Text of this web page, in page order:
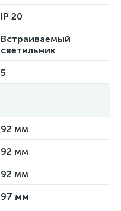
IP 20
Встраиваемый
светильник
5
92 мм
92 мм
92 мм
97 мм